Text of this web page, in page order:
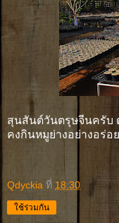
สุนสันต์วันตรุษจีนครับ
คงกินหมูย่างอย่างอร่อ
Qdyckia ที่ 18:30
ใช้ร่วมกัน